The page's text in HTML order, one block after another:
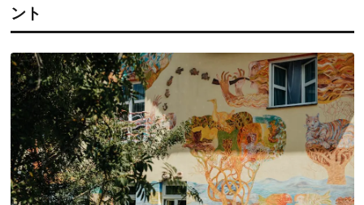
ント